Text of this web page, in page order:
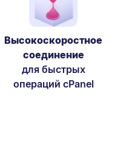
Высокоскоростное
соединение
для быстрых
операций cPanel